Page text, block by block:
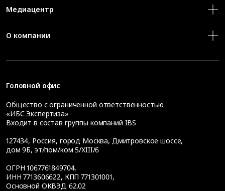
Медиацентр
О компании
Головной офис
Общество с ограниченной ответственностью
«ИБС Экспертиза»
Входит в состав группы компаний IBS
127434, Россия, город Москва, Дмитровское шоссе,
дом 9Б, эт/пом/ком 5/XIII/6
ОГРН 1067761849704,
ИНН 7713606622, КПП 771301001,
Основной ОКВЭД 62.02